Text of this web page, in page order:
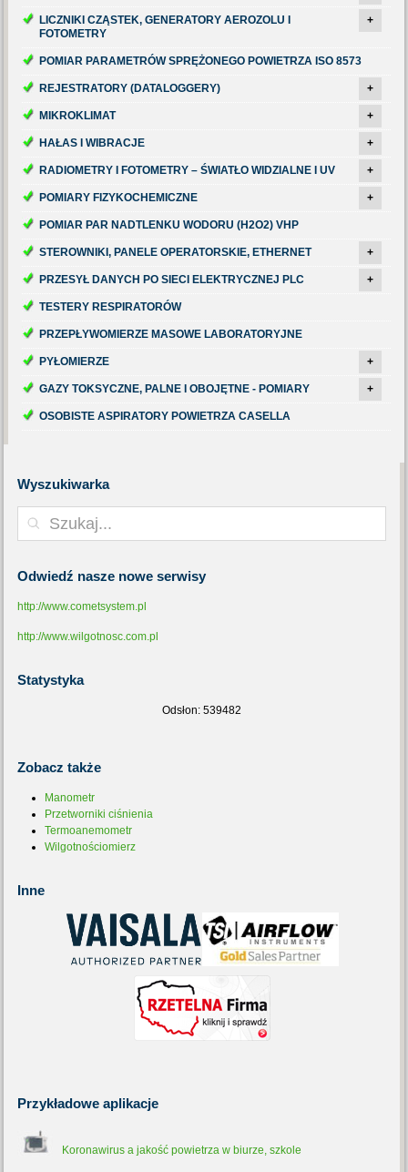
LICZNIKI CZĄSTEK, GENERATORY AEROZOLU I
FOTOMETRY
+
POMIAR PARAMETRÓW SPRĘŻONEGO POWIETRZA ISO 8573
REJESTRATORY (DATALOGGERY) +
MIKROKLIMAT +
HAŁAS I WIBRACJE +
RADIOMETRY I FOTOMETRY – ŚWIATŁO WIDZIALNE I UV +
POMIARY FIZYKOCHEMICZNE +
POMIAR PAR NADTLENKU WODORU (H2O2) VHP
STEROWNIKI, PANELE OPERATORSKIE, ETHERNET +
PRZESYŁ DANYCH PO SIECI ELEKTRYCZNEJ PLC +
TESTERY RESPIRATORÓW
PRZEPŁYWOMIERZE MASOWE LABORATORYJNE
PYŁOMIERZE +
GAZY TOKSYCZNE, PALNE I OBOJĘTNE - POMIARY +
OSOBISTE ASPIRATORY POWIETRZA CASELLA
Wyszukiwarka
Odwiedź nasze nowe serwisy
http://www.cometsystem.pl
http://www.wilgotnosc.com.pl
Statystyka
Odsłon: 539482
Zobacz także
Manometr
Przetworniki ciśnienia
Termoanemometr
Wilgotnościomierz
Inne
Przykładowe aplikacje
Koronawirus a jakość powietrza w biurze, szkole